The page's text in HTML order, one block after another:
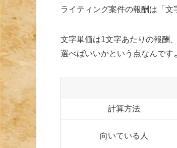
ライティング案件の報酬は「文
文字単価は1文字あたりの報酬
選べばいいかという点なんです
計算方法
向いている人